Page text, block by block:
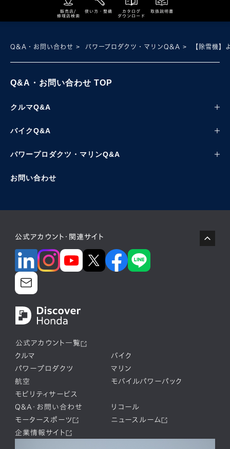
販売店/
修理店検索
使い方・整備
カタログ
ダウンロード
取扱説明書
Q&A・お問い合わせ パワープロダクツ・マリンQ&A 【除雪機】
Q&A・お問い合わせ TOP
クルマQ&A
バイクQ&A
パワープロダクツ・マリンQ&A
お問い合わせ
公式アカウント・関連サイト
公式アカウント一覧
クルマ
バイク
パワープロダクツ
マリン
航空
モバイルパワーパック
モビリティサービス
Q&A・お問い合わせ
リコール
モータースポーツ
ニュースルーム
企業情報サイト